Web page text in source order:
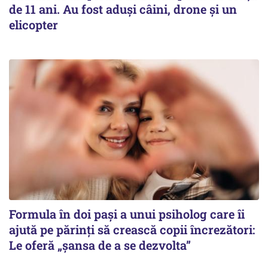
de 11 ani. Au fost aduși câini, drone și un
elicopter
Formula în doi pași a unui psiholog care îi
ajută pe părinți să crească copii încrezători:
Le oferă „șansa de a se dezvolta”